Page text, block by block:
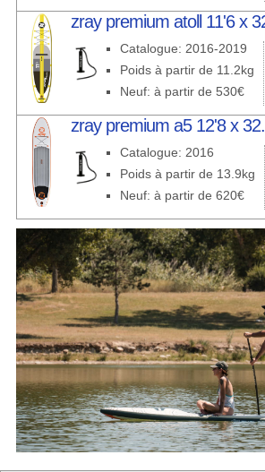
zray premium atoll 11'6 x
Catalogue: 2016-2019
Poids à partir de 11.2kg
Neuf: à partir de 530€
zray premium a5 12'8 x
Catalogue: 2016
Poids à partir de 13.9kg
Neuf: à partir de 620€